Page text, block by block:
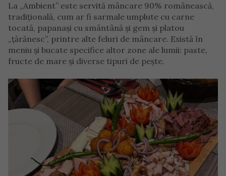
La „Ambient” este servită mâncare 90% românească,
tradițională, cum ar fi sarmale umplute cu carne
tocată, papanași cu smântână și gem și platou
„țărănesc”, printre alte feluri de mâncare. Există în
meniu și bucate specifice altor zone ale lumii: paste,
fructe de mare și diverse tipuri de pește.